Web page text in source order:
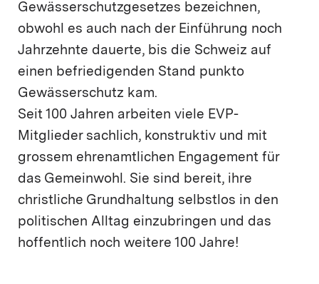
Gewässerschutzgesetzes bezeichnen,
obwohl es auch nach der Einführung noch
Jahrzehnte dauerte, bis die Schweiz auf
einen befriedigenden Stand punkto
Gewässerschutz kam.
Seit 100 Jahren arbeiten viele EVP-
Mitglieder sachlich, konstruktiv und mit
grossem ehrenamtlichen Engagement für
das Gemeinwohl. Sie sind bereit, ihre
christliche Grundhaltung selbstlos in den
politischen Alltag einzubringen und das
hoffentlich noch weitere 100 Jahre!